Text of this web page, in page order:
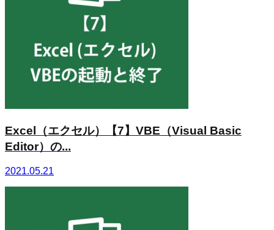
Excel（エクセル）【7】VBE（Visual Basic
Editor）の...
2021.05.21